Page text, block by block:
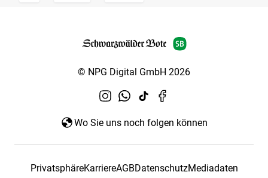
© NPG Digital GmbH 2026
Wo Sie uns noch folgen können
PrivatsphäreKarriereAGBDatenschutzMediadaten